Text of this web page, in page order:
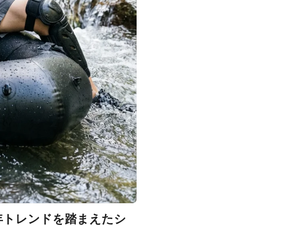
レンドを踏まえたシ